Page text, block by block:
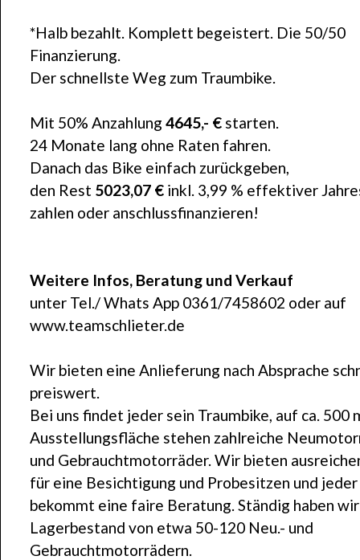
*Halb bezahlt. Komplett begeistert. Die 50/50
Finanzierung.
Der schnellste Weg zum Traumbike.
Mit 50% Anzahlung 4645,- € starten.
24 Monate lang ohne Raten fahren.
Danach das Bike einfach zurückgeben,
den Rest 5023,07 € inkl. 3,99 % effektiver
zahlen oder anschlussfinanzieren!
Weitere Infos, Beratung und Verkauf
unter Tel./ Whats App 0361/7458602 oder auf
www.teamschlieter.de
Wir bieten eine Anlieferung nach Absprache
preiswert.
Bei uns findet jeder sein Traumbike, auf ca. 500
Ausstellungsfläche stehen zahlreiche
und Gebrauchtmotorräder. Wir bieten
für eine Besichtigung und Probesitzen und jeder
bekommt eine faire Beratung. Ständig haben
Lagerbestand von etwa 50-120 Neu.- und
Gebrauchtmotorrädern.